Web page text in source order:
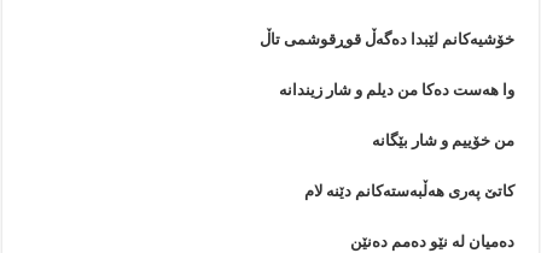
خۆشیه‌کانم لێبدا ده‌گه‌ڵ قوڕقوشمی تاڵ
وا هه‌ست ده‌کا من دیلم و شار زیندانه‌
من خۆییم و شار بێگانه
کاتێ په‌ری هه‌ڵبه‌سته‌کانم دێنه‌ لام
ده‌میان له‌ نێو ده‌مم ده‌نێن